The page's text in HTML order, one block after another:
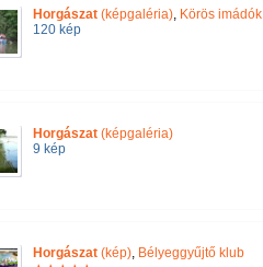
Horgászat(képgaléria), Körös
120 kép
Horgászat(képgaléria)
9 kép
Horgászat(kép), Bélyeggyűjtő klub